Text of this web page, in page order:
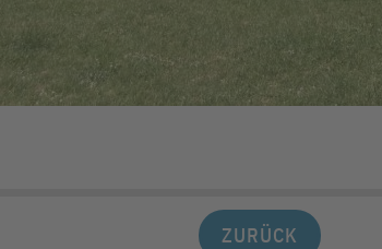
ZURÜCK